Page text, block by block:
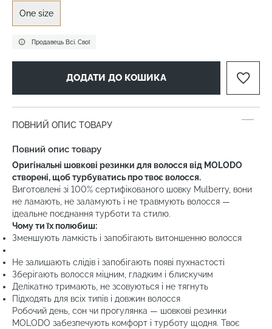
Продавець Всі. Свої
One size
ДОДАТИ ДО КОШИКА
ПОВНИЙ ОПИС ТОВАРУ
Повний опис товару
Оригінальні шовкові резинки для волосся від MOLODO
створені, щоб турбуватись про твоє волосся.
Виготовлені зі 100% сертифікованого шовку Mulberry, вони
не ламають, не заламують і не травмують волосся —
ідеальне поєднання турботи та стилю.
Чому ти їх полюбиш:
Зменшують ламкість і запобігають витоншенню волосся
Не залишають слідів і запобігають появі пухнастості
Зберігають волосся міцним, гладким і блискучим
Делікатно тримають, не зсовуються і не тягнуть
Підходять для всіх типів і довжин волосся
Робочий день, сон чи прогулянка — шовкові резинки
MOLODO забезпечують комфорт і турботу щодня. Твоє